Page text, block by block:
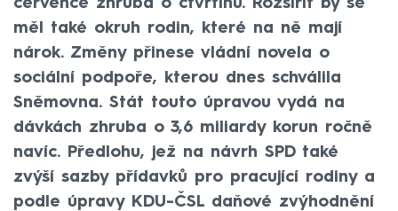
července zhruba o čtvrtinu. Rozšířit by se
měl také okruh rodin, které na ně mají
nárok. Změny přinese vládní novela o
sociální podpoře, kterou dnes schválila
Sněmovna. Stát touto úpravou vydá na
dávkách zhruba o 3,6 miliardy korun ročně
navíc. Předlohu, jež na návrh SPD také
zvýší sazby přídavků pro pracující rodiny a
podle úpravy KDU-ČSL daňové zvýhodnění